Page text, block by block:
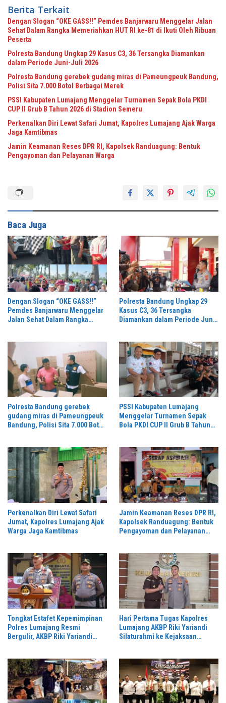
Berita Terkait
Dengan Slogan “OKE GASS!!” Pemdes Banjarwaru Menggelar Jalan
Sehat Dalam Rangka Memeriahkan HUT RI ke-81 di Ikuti Oleh Ribuan
Peserta
Polresta Bandung Ungkap 29 Kasus C3, 36 Tersangka Diamankan
dalam Periode Juni-Juli 2026
Polresta Bandung gerebek gudang miras di Pameungpeuk Bandung,
Polisi Sita 7.000 Botol Berbagai Merek
PSSI Kabupaten Lumajang Menggelar Turnamen Sepak Bola PKDI
CUP II Grub B Tahun 2026 di Stadion Semeru
Perkenalkan Diri Lewat Safari Jumat, Kapolres Lumajang Ajak Warga
Jaga Kamtibmas
Jamin Keamanan Reses DPR RI, Kapolsek Randuagung: Bentuk
Pengayoman dan Pelayanan Warga
Baca Juga
Dengan Slogan “OKE GASS!!”
Pemdes Banjarwaru Menggelar
Jalan Sehat Dalam Rangka
Polresta Bandung Ungkap 29
Kasus C3, 36 Tersangka
Diamankan dalam Periode Juni-
Polresta Bandung gerebek
gudang miras di Pameungpeuk
Bandung, Polisi Sita 7.000 Botol
PSSI Kabupaten Lumajang
Menggelar Turnamen Sepak
Bola PKDI CUP II Grub B Tahun
Perkenalkan Diri Lewat Safari
Jumat, Kapolres Lumajang Ajak
Warga Jaga Kamtibmas
Jamin Keamanan Reses DPR RI,
Kapolsek Randuagung: Bentuk
Pengayoman dan Pelayanan
Tongkat Estafet Kepemimpinan
Polres Lumajang Resmi
Bergulir, AKBP Riki Yariandi
Hari Pertama Tugas Kapolres
Lumajang AKBP Riki Yariandi
Silaturahmi ke Kejaksaan